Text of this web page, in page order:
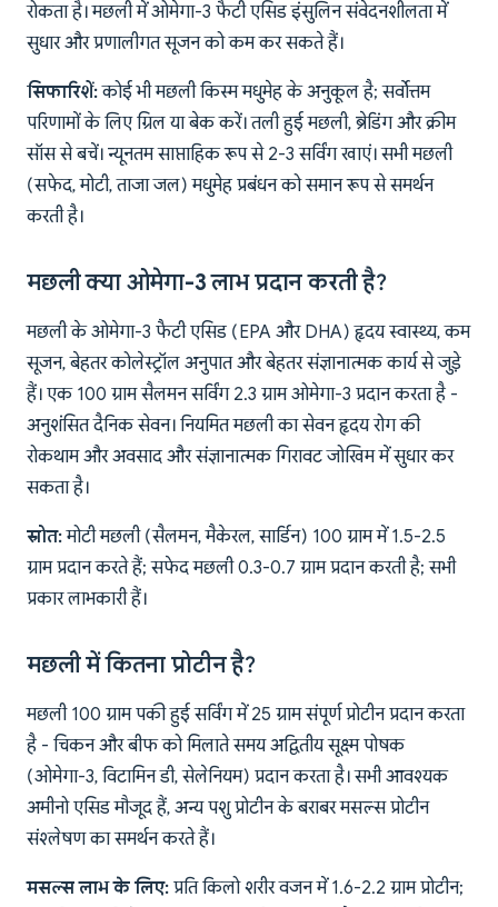
रोकता है। मछली में ओमेगा-3 फैटी एसिड इंसुलिन संवेदनशीलता में
सुधार और प्रणालीगत सूजन को कम कर सकते हैं।
सिफारिशें:कोई भी मछली किस्म मधुमेह के अनुकूल है; सर्वोत्तम
परिणामों के लिए ग्रिल या बेक करें। तली हुई मछली, ब्रेडिंग और क्रीम
सॉस से बचें। न्यूनतम साप्ताहिक रूप से 2-3 सर्विंग खाएं। सभी मछली
(सफेद, मोटी, ताजा जल) मधुमेह प्रबंधन को समान रूप से समर्थन
करती है।
मछली क्या ओमेगा-3 लाभ प्रदान करती है?
मछली के ओमेगा-3 फैटी एसिड (EPA और DHA) हृदय स्वास्थ्य, कम
सूजन, बेहतर कोलेस्ट्रॉल अनुपात और बेहतर संज्ञानात्मक कार्य से जुड़े
हैं। एक 100 ग्राम सैलमन सर्विंग 2.3 ग्राम ओमेगा-3 प्रदान करता है -
अनुशंसित दैनिक सेवन। नियमित मछली का सेवन हृदय रोग की
रोकथाम और अवसाद और संज्ञानात्मक गिरावट जोखिम में सुधार कर
सकता है।
स्रोत:मोटी मछली (सैलमन, मैकेरल, सार्डिन) 100 ग्राम में 1.5-2.5
ग्राम प्रदान करते हैं; सफेद मछली 0.3-0.7 ग्राम प्रदान करती है; सभी
प्रकार लाभकारी हैं।
मछली में कितना प्रोटीन है?
मछली 100 ग्राम पकी हुई सर्विंग में 25 ग्राम संपूर्ण प्रोटीन प्रदान करता
है - चिकन और बीफ को मिलाते समय अद्वितीय सूक्ष्म पोषक
(ओमेगा-3, विटामिन डी, सेलेनियम) प्रदान करता है। सभी आवश्यक
अमीनो एसिड मौजूद हैं, अन्य पशु प्रोटीन के बराबर मसल्स प्रोटीन
संश्लेषण का समर्थन करते हैं।
मसल्स लाभ के लिए: प्रति किलो शरीर वजन में 1.6-2.2 ग्राम प्रोटीन;